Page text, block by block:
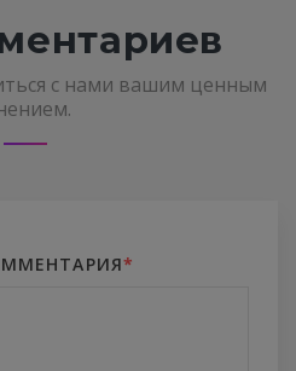
с нами вашим ценным
*